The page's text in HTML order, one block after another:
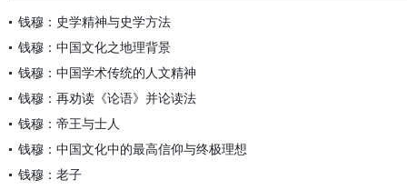
钱穆：史学精神与史学方法
钱穆：中国文化之地理背景
钱穆：中国学术传统的人文精神
钱穆：再劝读《论语》并论读法
钱穆：帝王与士人
钱穆：中国文化中的最高信仰与终极理想
钱穆：老子